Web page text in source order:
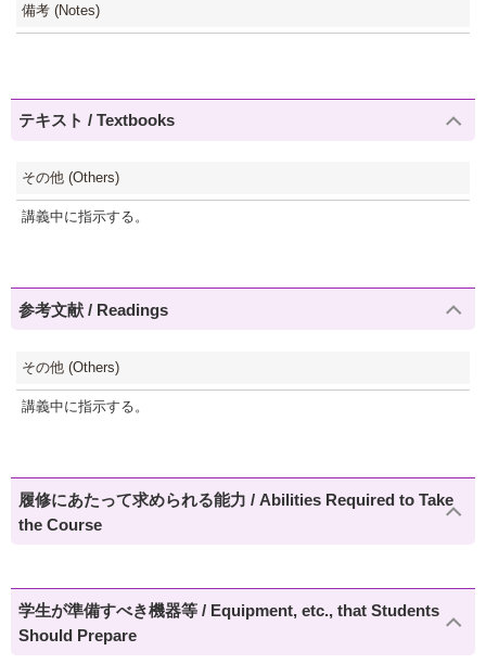
備考 (Notes)
テキスト / Textbooks
その他 (Others)
講義中に指示する。
参考文献 / Readings
その他 (Others)
講義中に指示する。
履修にあたって求められる能力 / Abilities Required to Take
the Course
学生が準備すべき機器等 / Equipment, etc., that Students
Should Prepare